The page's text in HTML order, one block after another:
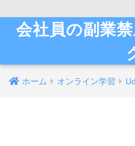
会社員の副業
ホーム オンライン学習